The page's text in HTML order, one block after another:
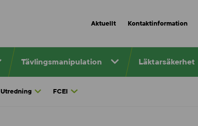
Aktuellt Kontaktinformation
Tävlingsmanipulation Läktarsäkerhet
Utredning FCEI